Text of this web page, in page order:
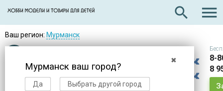
search 
Ваш регион: Мурманск
✖
Мурманск ваш город?
Да Выбрать другой город
Доставкав день заказа
8-
8